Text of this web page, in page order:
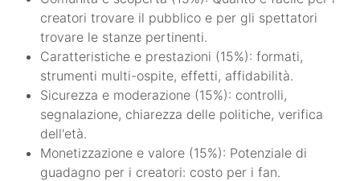
creatori trovare il pubblico e per gli spettatori
trovare le stanze pertinenti.
Caratteristiche e prestazioni (15%): formati,
strumenti multi-ospite, effetti, affidabilità.
Sicurezza e moderazione (15%): controlli,
segnalazione, chiarezza delle politiche, verifica
dell'età.
Monetizzazione e valore (15%): Potenziale di
guadagno per i creatori: costo per i fan.